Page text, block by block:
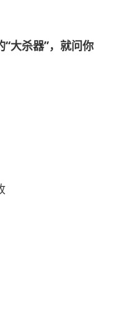
大杀器”，就问你